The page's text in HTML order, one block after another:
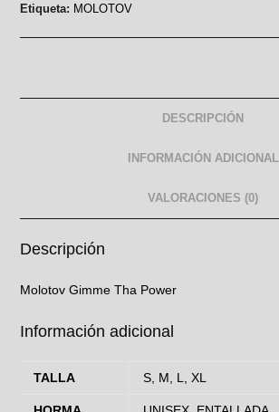
Etiqueta: MOLOTOV
DESCRIPCIÓN
INFORMACIÓN ADICIONAL
VALORACIONES (0)
Descripción
Molotov Gimme Tha Power
Información adicional
TALLA S, M, L, XL